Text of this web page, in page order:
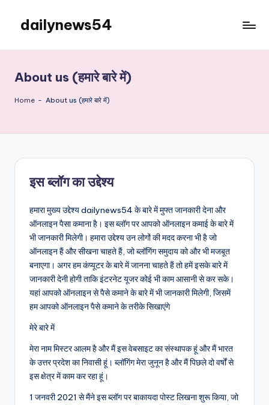
content
dailynews54
About us (हमारे बारे में)
Home - About us (हमारे बारे में)
इस ब्लॉग का उद्देश्य
हमारा मुख्य उद्देश्य dailynews54 के बारे में मुफ्त जानकारी देना और
ऑनलाइन पैसा कमाना है। इस ब्लॉग पर आपको ऑनलाइन कमाई के बारे में
भी जानकारी मिलेगी। हमारा उद्देश्य उन लोगों की मदद करना भी है जो
ऑनलाइन हैं और सीखना चाहते हैं, जो ब्लॉगिंग समुदाय को और भी मजबूत
बनाएगा। अगर हम कंप्यूटर के बारे में जानना चाहते हैं तो हमें इसके बारे में
जानकारी देनी होगी ताकि इंटरनेट यूजर कोई भी काम आसानी से कर सके।
यहां आपको ऑनलाइन से पैसे कमाने के बारे में भी जानकारी मिलेगी, जिसमें
हम आपको ऑनलाइन पैसे कमाने के तरीके सिखाएंगे
मेरे बारे में
मेरा नाम मिस्टर आलम है और मैं इस वेबसाइट का संस्थापक हूं और मैं भारत
के उत्तर प्रदेश का निवासी हूं। ब्लॉगिंग मेरा जुनून है और मैं पिछले दो वर्षों से
इस क्षेत्र में काम कर रहा हूं।
1 जनवरी 2021 से मैंने इस ब्लॉग पर बाकायदा पोस्ट लिखना शुरू किया, जो